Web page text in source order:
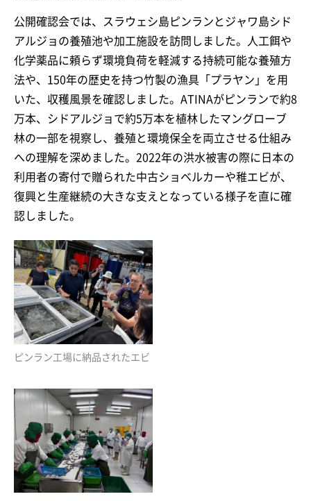
公開確認会では、スラウェシ島ピンランとジャワ島シド
アルジョの養殖池や加工施設を訪問しました。人工餌や
化学薬品に頼らず環境負荷を軽減する持続可能な養殖方
法や、150年の歴史を持つ竹製の漁具「プラヤン」を用
いた、収穫風景を確認しました。ATINAがピンランで約8
万本、シドアルジョで約5万本を植林したマングローブ
林の一部を視察し、養殖と環境保全を両立させる仕組み
への理解を深めました。2022年の洪水被害の際に日本の
利用者の寄付で贈られた中古ショベルカーや稚エビが、
復興と生産継続の大きな支えとなっている様子を直に確
認しました。
ピンラン工場に納品されたエビ